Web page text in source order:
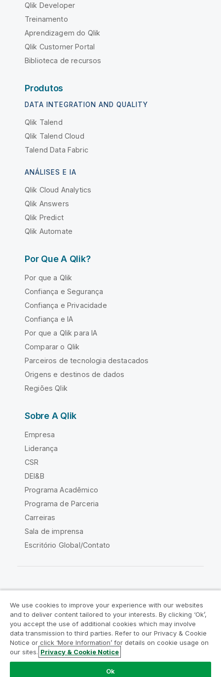
Qlik Developer
Treinamento
Aprendizagem do Qlik
Qlik Customer Portal
Biblioteca de recursos
Produtos
DATA INTEGRATION AND QUALITY
Qlik Talend
Qlik Talend Cloud
Talend Data Fabric
ANÁLISES E IA
Qlik Cloud Analytics
Qlik Answers
Qlik Predict
Qlik Automate
Por Que A Qlik?
Por que a Qlik
Confiança e Segurança
Confiança e Privacidade
Confiança e IA
Por que a Qlik para IA
Comparar o Qlik
Parceiros de tecnologia destacados
Origens e destinos de dados
Regiões Qlik
Sobre A Qlik
Empresa
Liderança
CSR
DEI&B
Programa Acadêmico
Programa de Parceria
Carreiras
Sala de imprensa
Escritório Global/Contato
Acordos legais
Termos do produto
Legal Policies
Políticas Legais
Termos de uso
Marcas comerciais
Do Not Share My Info
We use cookies to improve your experience with our websites
and to deliver content tailored to your interests. By clicking ‘Ok’,
you accept the use of additional cookies which may involve
data transmission to third parties. Refer to our Privacy & Cookie
Notice or click ‘More Information’ for details on cookie usage on
our sites. Privacy & Cookie Notice
Ok